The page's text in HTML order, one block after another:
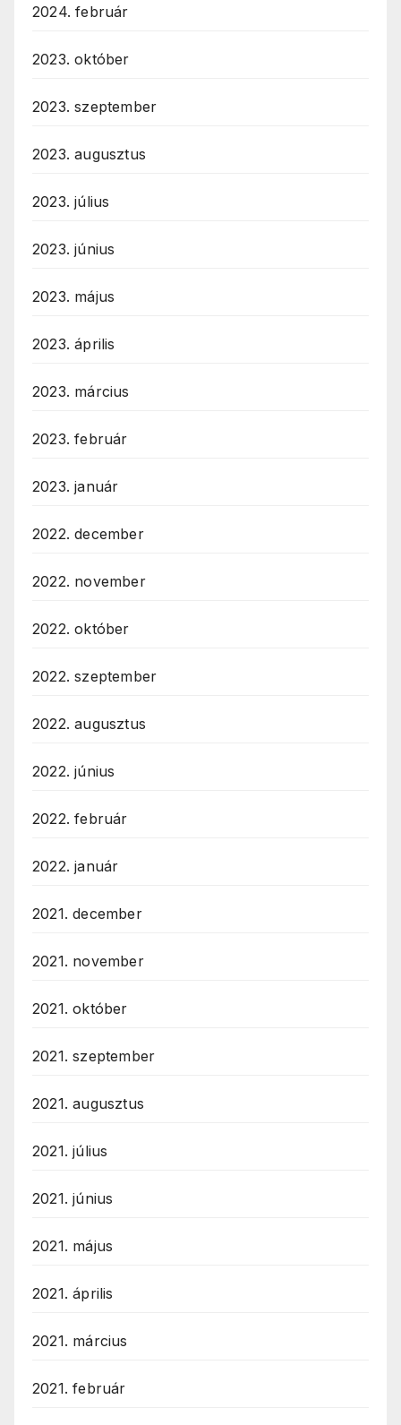
2024. február
2023. október
2023. szeptember
2023. augusztus
2023. július
2023. június
2023. május
2023. április
2023. március
2023. február
2023. január
2022. december
2022. november
2022. október
2022. szeptember
2022. augusztus
2022. június
2022. február
2022. január
2021. december
2021. november
2021. október
2021. szeptember
2021. augusztus
2021. július
2021. június
2021. május
2021. április
2021. március
2021. február